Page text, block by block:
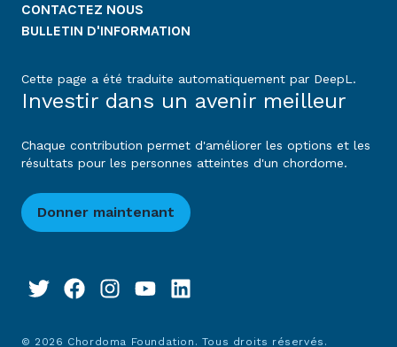
CONTACTEZ NOUS
BULLETIN D'INFORMATION
Cette page a été traduite automatiquement par DeepL.
Investir dans un avenir meilleur
Chaque contribution permet d'améliorer les options et les
résultats pour les personnes atteintes d'un chordome.
Donner maintenant
© 2026 Chordoma Foundation. Tous droits réservés.